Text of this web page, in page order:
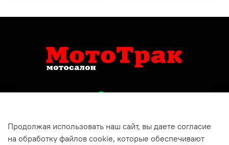
+79809150732
Продолжая использовать наш сайт, вы даете согласие
на обработку файлов cookie, которые обеспечивают